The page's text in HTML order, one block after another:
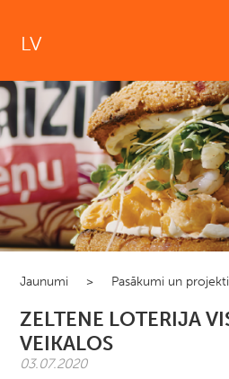
LV
Jaunumi > Pasākumi un projekti
ZELTENE LOTERIJA
VEIKALOS
03.07.2020